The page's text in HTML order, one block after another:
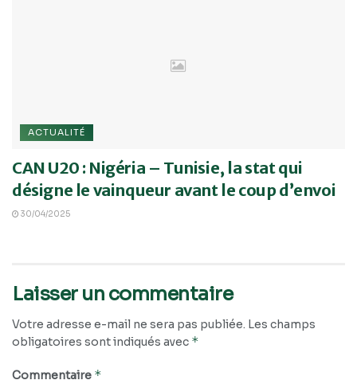
ACTUALITÉ
CAN U20 : Nigéria – Tunisie, la stat qui
désigne le vainqueur avant le coup d’envoi
30/04/2025
Laisser un commentaire
Votre adresse e-mail ne sera pas publiée. Les champs
obligatoires sont indiqués avec *
Commentaire *